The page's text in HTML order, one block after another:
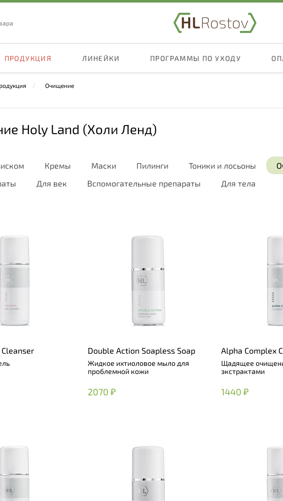
ПРОДУКЦИЯ ЛИНЕЙКИ ПРОГРАММЫ ПО УХОДУ
Очищение
Holy Land (Холи Ленд)
Кремы Маски Пилинги Тоники и лосьоны
Для век Вспомогательные препараты Для тела
Double Action Soapless Soap
Жидкое ихтиоловое мыло для
проблемной кожи
2070 ₽
Alpha Complex
Щадящее
экстрактами
1440 ₽